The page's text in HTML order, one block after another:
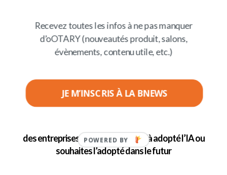
utilisent de plus en plus l’IA pour améliorer leur
automatisation, leur analyse de données et leur
prise de décisions.
72%
des entreprises intérogées ont déjà adopté l’IA ou
souhaites l’adopté dans le futur
Recevez toutes les infos à ne pas manquer
d’oOTARY (nouveautés produit, salons,
évènements, contenu utile, etc.)
JE M’INSCRIS À LA BNEWS
POWERED BY